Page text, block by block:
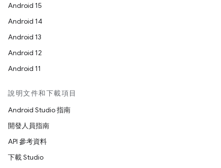
Android 15
Android 14
Android 13
Android 12
Android 11
說明文件和下載項目
Android Studio 指南
開發人員指南
API 參考資料
下載 Studio